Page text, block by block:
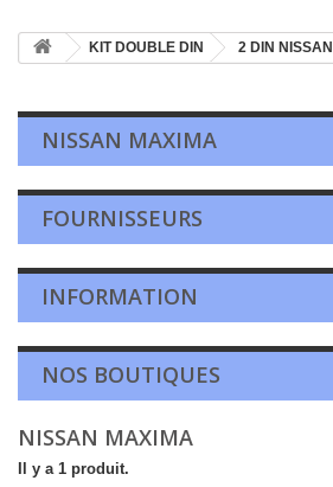
KIT DOUBLE DIN 2 DIN NISSAN
NISSAN MAXIMA
FOURNISSEURS
INFORMATION
NOS BOUTIQUES
NISSAN MAXIMA
Il y a 1 produit.